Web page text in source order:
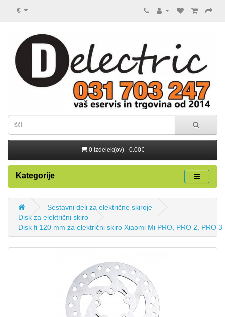
€
0 izdelek(ov) - 0.00€
Kategorije
Sestavni deli za električne skiroje
Disk za električni skiro
Disk fi 120 mm za električni skiro Xiaomi Mi PRO, PRO 2, PRO 3